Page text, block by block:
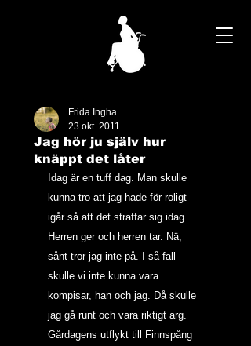
Jag hör ju själv hur
knäppt det låter
Frida Ingha
23 okt. 2011
Idag är en tuff dag. Man skulle
kunna tro att jag hade för roligt
igår så att det straffar sig idag.
Herren ger och herren tar. Nä,
sånt tror jag inte på. I så fall
skulle vi inte kunna vara
kompisar, han och jag. Då skulle
jag gå runt och vara riktigt arg.
Gårdagens utflykt till Finnspång